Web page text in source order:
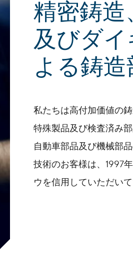
:
精密鋳造
及びダ
よる鋳造
私たちは高付加価値の
特殊製品及び検査済み
自動車部品及び機械部
技術のお客様は、1997
ウを信用していただいて